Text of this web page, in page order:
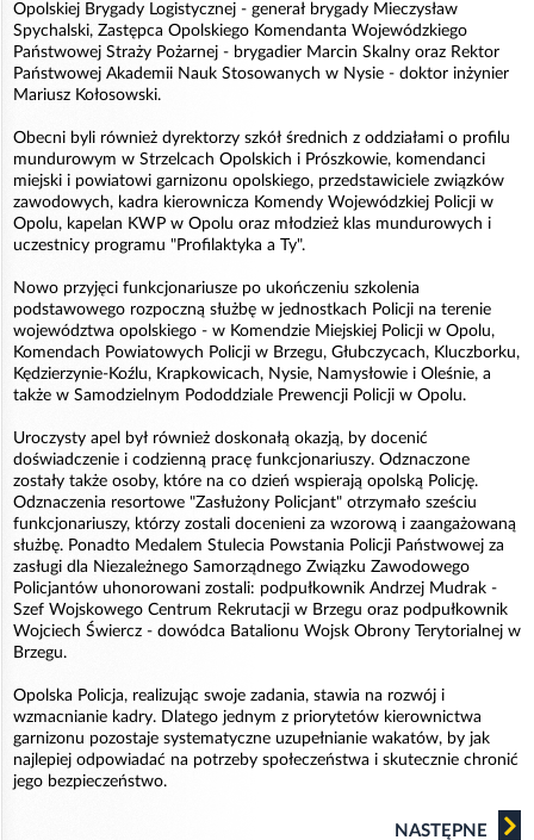
Opolskiej Brygady Logistycznej - generał brygady Mieczysław
Spychalski, Zastępca Opolskiego Komendanta Wojewódzkiego
Państwowej Straży Pożarnej - brygadier Marcin Skalny oraz Rektor
Państwowej Akademii Nauk Stosowanych w Nysie - doktor inżynier
Mariusz Kołosowski.
Obecni byli również dyrektorzy szkół średnich z oddziałami o profilu
mundurowym w Strzelcach Opolskich i Prószkowie, komendanci
miejski i powiatowi garnizonu opolskiego, przedstawiciele związków
zawodowych, kadra kierownicza Komendy Wojewódzkiej Policji w
Opolu, kapelan KWP w Opolu oraz młodzież klas mundurowych i
uczestnicy programu "Profilaktyka a Ty".
Nowo przyjęci funkcjonariusze po ukończeniu szkolenia
podstawowego rozpoczną służbę w jednostkach Policji na terenie
województwa opolskiego - w Komendzie Miejskiej Policji w Opolu,
Komendach Powiatowych Policji w Brzegu, Głubczycach, Kluczborku,
Kędzierzynie-Koźlu, Krapkowicach, Nysie, Namysłowie i Oleśnie, a
także w Samodzielnym Pododdziale Prewencji Policji w Opolu.
Uroczysty apel był również doskonałą okazją, by docenić
doświadczenie i codzienną pracę funkcjonariuszy. Odznaczone
zostały także osoby, które na co dzień wspierają opolską Policję.
Odznaczenia resortowe "Zasłużony Policjant" otrzymało sześciu
funkcjonariuszy, którzy zostali docenieni za wzorową i zaangażowaną
służbę. Ponadto Medalem Stulecia Powstania Policji Państwowej za
zasługi dla Niezależnego Samorządnego Związku Zawodowego
Policjantów uhonorowani zostali: podpułkownik Andrzej Mudrak -
Szef Wojskowego Centrum Rekrutacji w Brzegu oraz podpułkownik
Wojciech Świercz - dowódca Batalionu Wojsk Obrony Terytorialnej w
Brzegu.
Opolska Policja, realizując swoje zadania, stawia na rozwój i
wzmacnianie kadry. Dlatego jednym z priorytetów kierownictwa
garnizonu pozostaje systematyczne uzupełnianie wakatów, by jak
najlepiej odpowiadać na potrzeby społeczeństwa i skutecznie chronić
jego bezpieczeństwo.
NASTĘPNE